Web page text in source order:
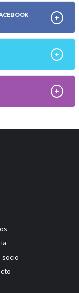
socio